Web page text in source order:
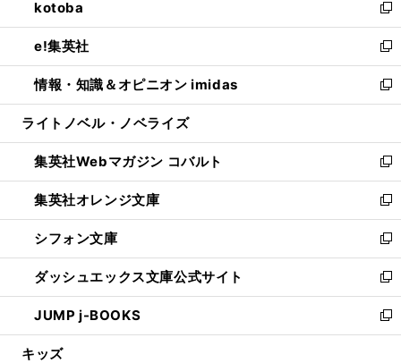
く
で
開
く
ド
ウ
で
開
く
ィ
ン
ド
ウ
で
開
い
ウ
ィ
ン
ド
ウ
開
く
kotoba
新
し
い
ウ
ィ
ン
ウ
で
開
く
e!集英社
新
し
い
ウ
ン
ド
ウ
で
開
く
情報・知識＆オピニオン imidas
新
し
ウ
ィ
ン
ド
ウ
で
開
く
ライトノベル・ノベライズ
集英社Webマガジン コバルト
新
し
い
ウ
ィ
ン
ド
ウ
で
開
集英社オレンジ文庫
新
し
い
ウ
ィ
ン
ド
ウ
シフォン文庫
新
し
い
ウ
ィ
ン
ダッシュエックス文庫公式サイト
新
し
い
ウ
JUMP j-BOOKS
新
し
キッズ